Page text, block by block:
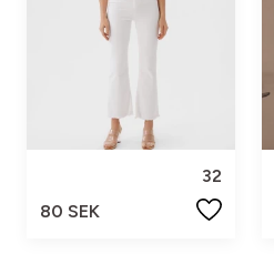
32
80 SEK